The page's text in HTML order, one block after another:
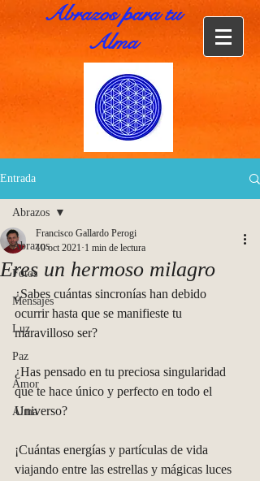
Abrazos para tu
Alma
Entrada
Abrazos
Fotos
Mensajes
Luz
Paz
Amor
Alma
Abrazos
Eres un hermoso milagro
Francisco Gallardo Perogi
10 oct 2021 1 min de lectura
¿Sabes cuántas sincronías han debido
ocurrir hasta que se manifieste tu
maravilloso ser?
¿Has pensado en tu preciosa singularidad
que te hace único y perfecto en todo el
Universo?
¡Cuántas energías y partículas de vida
viajando entre las estrellas y mágicas luces